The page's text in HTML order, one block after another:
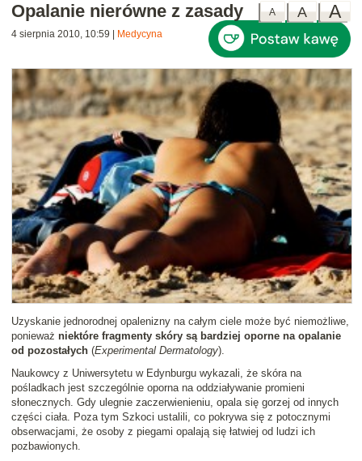
A
A
A
Opalanie nierówne z zasady
4 sierpnia 2010, 10:59 Medycyna
Uzyskanie jednorodnej opalenizny na całym ciele może być niemożliwe,
ponieważ niektóre fragmenty skóry są bardziej oporne na opalanie
od pozostałych (Experimental Dermatology).
Naukowcy z Uniwersytetu w Edynburgu wykazali, że skóra na
pośladkach jest szczególnie oporna na oddziaływanie promieni
słonecznych. Gdy ulegnie zaczerwienieniu, opala się gorzej od innych
części ciała. Poza tym Szkoci ustalili, co pokrywa się z potocznymi
obserwacjami, że osoby z piegami opalają się łatwiej od ludzi ich
pozbawionych.